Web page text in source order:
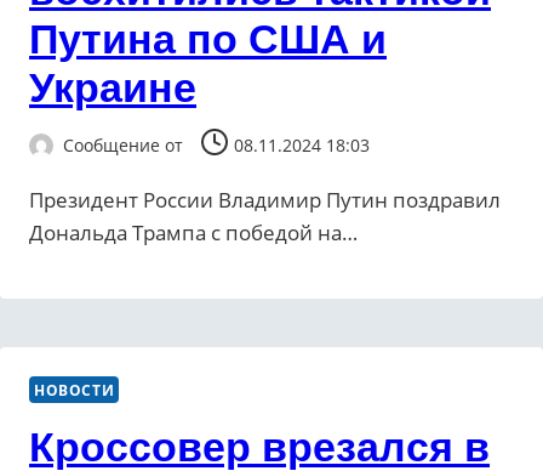
Путина по США и
Украине
Сообщение от 08.11.2024 18:03
Президент России Владимир Путин поздравил
Дональда Трампа с победой на…
НОВОСТИ
Кроссовер врезался в